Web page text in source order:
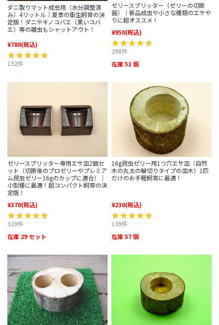
ダニ取りマット成虫用（水分調整済
み）4リットル｜夏季の衛生飼育の決
定版！ダニやキノコバエ（黒いコバ
エ）等の雑虫もシャットアウト！
¥780(税込)
★★★★★
★★★★★
132件
ゼリースプリッター（ゼリーの切断
器）｜新品成虫や小さな種類のエサや
りに超オススメ！
¥950(税込)
★★★★★
★★★★★
298件
在庫 51 個
ゼリースプリッター専用エサ皿2個セ
ット（切断後のプロゼリーやプレミア
ム昆虫ゼリー16gのカップに適合）｜
小型種に最適！超コンパクト飼育の決
定版！
¥370(税込)
★★★★★
★★★★★
329件
在庫 29 セット
16g昆虫ゼリー用1つ穴エサ皿（自然
木の丸太の輪切りタイプの皿木）1匹
だけのお手軽飼育に最適！
¥230(税込)
★★★★★
★★★★★
139件
在庫 57 個